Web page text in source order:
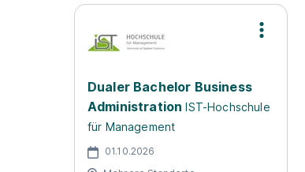
Dualer Bachelor Business
Administration IST-Hochschule
für Management
01.10.2026